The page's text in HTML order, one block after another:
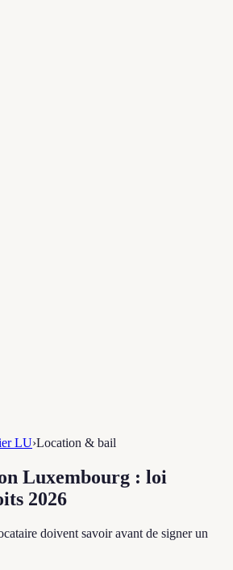
LU›Location & bail
Luxembourg : loi
2026
doivent savoir avant de signer un